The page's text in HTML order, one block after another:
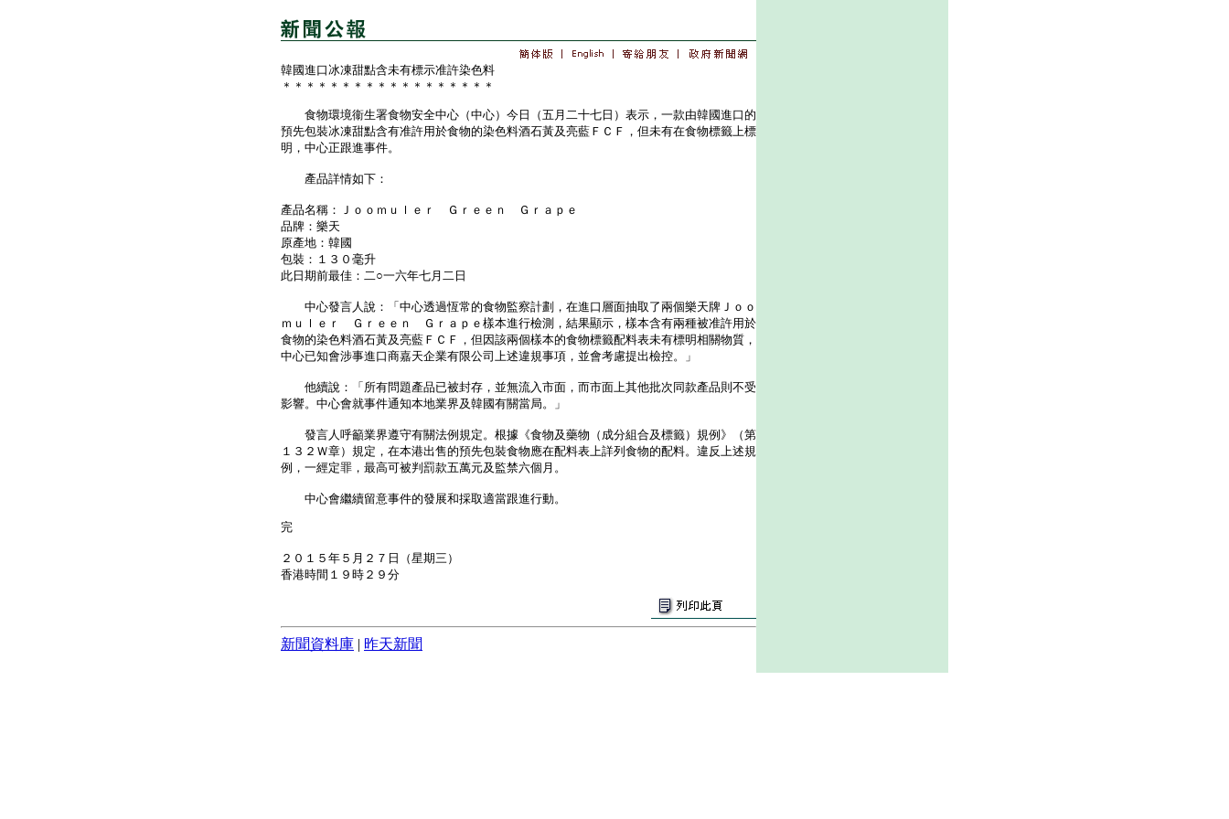
韓國進口冰凍甜點含未有標示准許染色料
＊＊＊＊＊＊＊＊＊＊＊＊＊＊＊＊＊＊
食物環境衞生署食物安全中心（中心）今日（五月二十七日）表示，一款由韓國進口的
預先包裝冰凍甜點含有准許用於食物的染色料酒石黃及亮藍ＦＣＦ，但未有在食物標籤上標
明，中心正跟進事件。
產品詳情如下：
產品名稱：Ｊｏｏｍｕｌｅｒ Ｇｒｅｅｎ Ｇｒａｐｅ
品牌：樂天
原產地：韓國
包裝：１３０毫升
此日期前最佳：二○一六年七月二日
中心發言人說：「中心透過恆常的食物監察計劃，在進口層面抽取了兩個樂天牌Ｊｏｏ
ｍｕｌｅｒ Ｇｒｅｅｎ Ｇｒａｐｅ樣本進行檢測，結果顯示，樣本含有兩種被准許用於
食物的染色料酒石黃及亮藍ＦＣＦ，但因該兩個樣本的食物標籤配料表未有標明相關物質，
中心已知會涉事進口商嘉天企業有限公司上述違規事項，並會考慮提出檢控。」
他續說：「所有問題產品已被封存，並無流入市面，而市面上其他批次同款產品則不受
影響。中心會就事件通知本地業界及韓國有關當局。」
發言人呼籲業界遵守有關法例規定。根據《食物及藥物（成分組合及標籤）規例》（第
１３２Ｗ章）規定，在本港出售的預先包裝食物應在配料表上詳列食物的配料。違反上述規
例，一經定罪，最高可被判罰款五萬元及監禁六個月。
中心會繼續留意事件的發展和採取適當跟進行動。
完
２０１５年５月２７日（星期三）
香港時間１９時２９分
新聞資料庫 | 昨天新聞